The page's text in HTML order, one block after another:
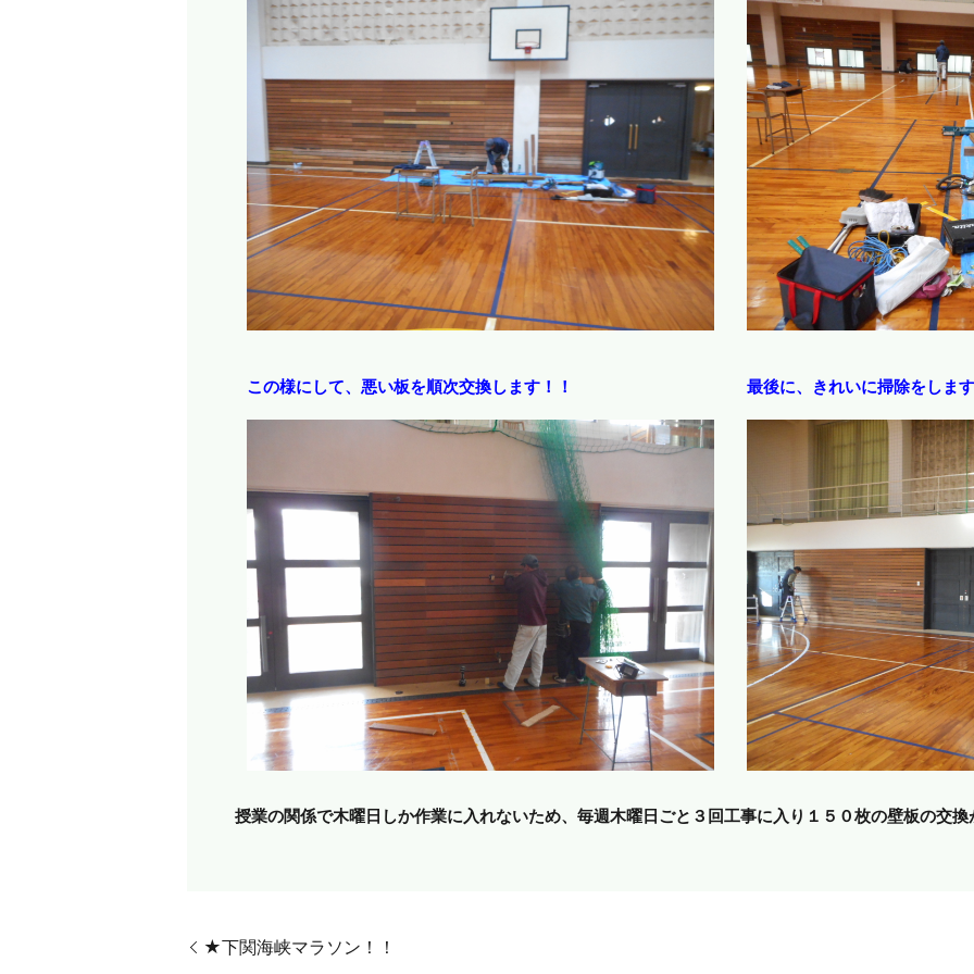
この様にして、悪い板を順次交換します！！ 最後に、きれいに掃除をしま
授業の関係で木曜日しか作業に入れないため、毎週木曜日ごと３回工事に入り１５０枚の壁板の交
★下関海峡マラソン！！